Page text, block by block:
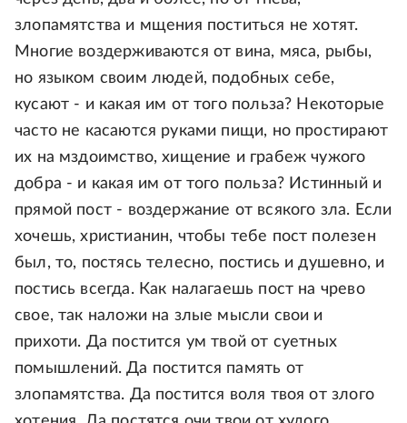
злопамятства и мщения поститься не хотят.
Многие воздерживаются от вина, мяса, рыбы,
но языком своим людей, подобных себе,
кусают - и какая им от того польза? Некоторые
часто не касаются руками пищи, но простирают
их на мздоимство, хищение и грабеж чужого
добра - и какая им от того польза? Истинный и
прямой пост - воздержание от всякого зла. Если
хочешь, христианин, чтобы тебе пост полезен
был, то, постясь телесно, постись и душевно, и
постись всегда. Как налагаешь пост на чрево
свое, так наложи на злые мысли свои и
прихоти. Да постится ум твой от суетных
помышлений. Да постится память от
злопамятства. Да постится воля твоя от злого